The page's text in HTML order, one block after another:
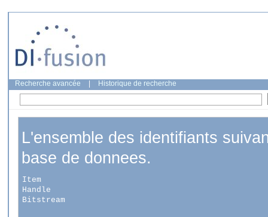
Recherche avancée Historique de recherche
L'ensemble des identifiants
base de donnees.
Item
Handle
Bitstream